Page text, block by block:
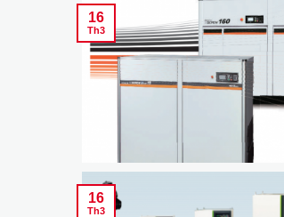
16
Th3
16
Th3